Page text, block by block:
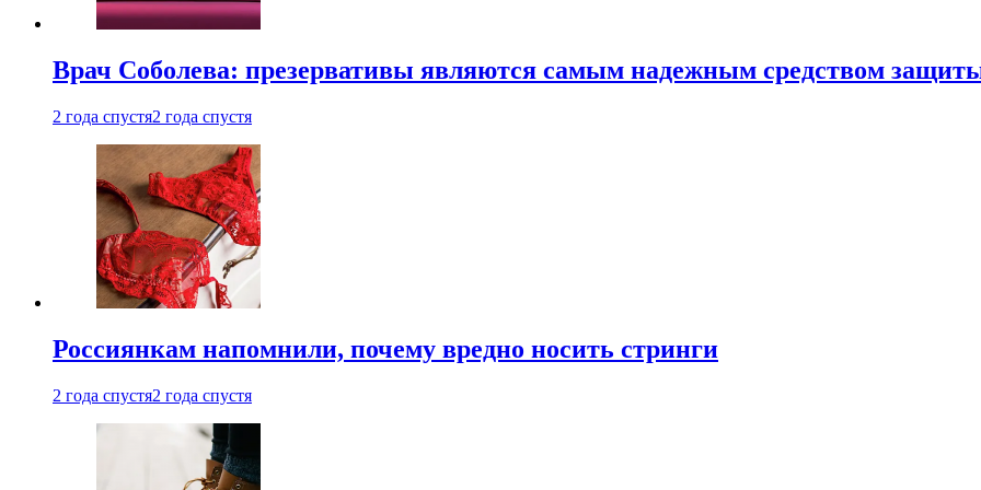
Врач Соболева: презервативы являются самым надежным средством
2 года спустя2 года спустя
Россиянкам напомнили, почему вредно носить стринги
2 года спустя2 года спустя